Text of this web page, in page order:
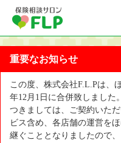
重要なお知らせ
この度、株式会社F.L.Pは、
年12月1日に合併致しました。
つきましては、ご契約いた
ビス含め、各店舗の運営を
継ぐこととなりましたので